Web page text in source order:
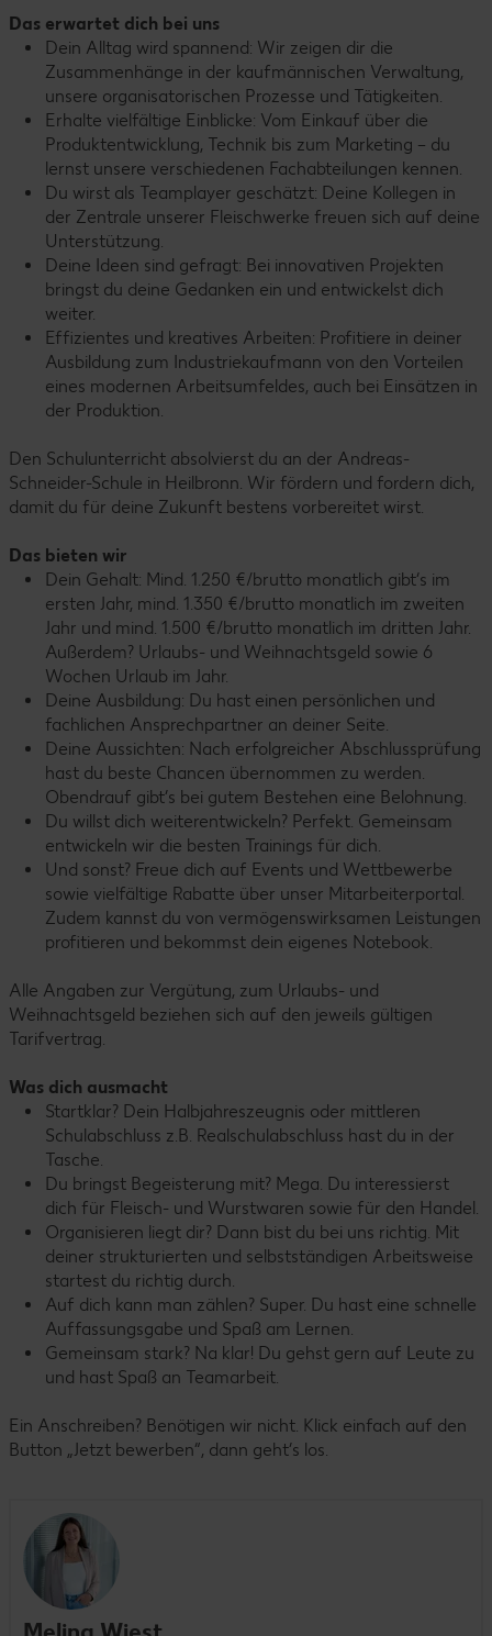
Das erwartet dich bei uns
Dein Alltag wird spannend: Wir zeigen dir die
Zusammenhänge in der kaufmännischen Verwaltung,
unsere organisatorischen Prozesse und Tätigkeiten.
Erhalte vielfältige Einblicke: Vom Einkauf über die
Produktentwicklung, Technik bis zum Marketing – du
lernst unsere verschiedenen Fachabteilungen kennen.
Du wirst als Teamplayer geschätzt: Deine Kollegen in
der Zentrale unserer Fleischwerke freuen sich auf deine
Unterstützung.
Deine Ideen sind gefragt: Bei innovativen Projekten
bringst du deine Gedanken ein und entwickelst dich
weiter.
Effizientes und kreatives Arbeiten: Profitiere in deiner
Ausbildung zum Industriekaufmann von den Vorteilen
eines modernen Arbeitsumfeldes, auch bei Einsätzen in
der Produktion.
Den Schulunterricht absolvierst du an der Andreas-
Schneider-Schule in Heilbronn. Wir fördern und fordern dich,
damit du für deine Zukunft bestens vorbereitet wirst.
Das bieten wir
Dein Gehalt: Mind. 1.250 €/brutto monatlich gibt‘s im
ersten Jahr, mind. 1.350 €/brutto monatlich im zweiten
Jahr und mind. 1.500 €/brutto monatlich im dritten Jahr.
Außerdem? Urlaubs- und Weihnachtsgeld sowie 6
Wochen Urlaub im Jahr.
Deine Ausbildung: Du hast einen persönlichen und
fachlichen Ansprechpartner an deiner Seite.
Deine Aussichten: Nach erfolgreicher Abschlussprüfung
hast du beste Chancen übernommen zu werden.
Obendrauf gibt’s bei gutem Bestehen eine Belohnung.
Du willst dich weiterentwickeln? Perfekt. Gemeinsam
entwickeln wir die besten Trainings für dich.
Und sonst? Freue dich auf Events und Wettbewerbe
sowie vielfältige Rabatte über unser Mitarbeiterportal.
Zudem kannst du von vermögenswirksamen Leistungen
profitieren und bekommst dein eigenes Notebook.
Alle Angaben zur Vergütung, zum Urlaubs- und
Weihnachtsgeld beziehen sich auf den jeweils gültigen
Tarifvertrag.
Was dich ausmacht
Startklar? Dein Halbjahreszeugnis oder mittleren
Schulabschluss z.B. Realschulabschluss hast du in der
Tasche.
Du bringst Begeisterung mit? Mega. Du interessierst
dich für Fleisch- und Wurstwaren sowie für den Handel.
Organisieren liegt dir? Dann bist du bei uns richtig. Mit
deiner strukturierten und selbstständigen Arbeitsweise
startest du richtig durch.
Auf dich kann man zählen? Super. Du hast eine schnelle
Auffassungsgabe und Spaß am Lernen.
Gemeinsam stark? Na klar! Du gehst gern auf Leute zu
und hast Spaß an Teamarbeit.
Ein Anschreiben? Benötigen wir nicht. Klick einfach auf den
Button „Jetzt bewerben“, dann geht’s los.